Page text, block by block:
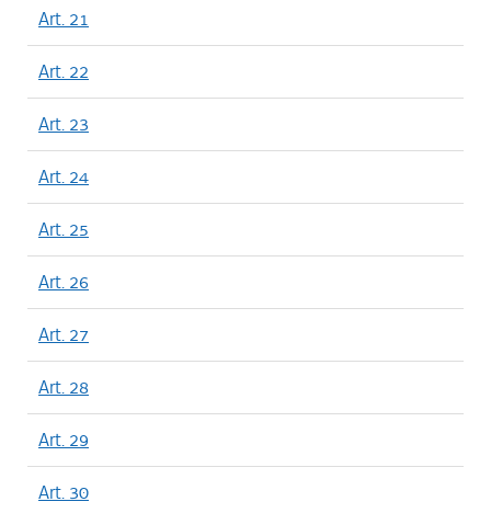
Art. 21
Art. 22
Art. 23
Art. 24
Art. 25
Art. 26
Art. 27
Art. 28
Art. 29
Art. 30